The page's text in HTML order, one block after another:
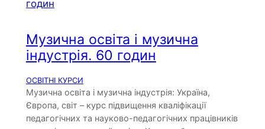
Музична освіта і музична
індустрія. 60 годин
ОСВІТНІ КУРСИ
Музична освіта і музична індустрія: Україна,
Європа, світ – курс підвищення кваліфікації
педагогічних та науково-педагогічних працівників